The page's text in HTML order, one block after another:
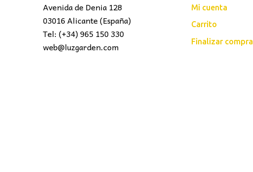
Avenida de Denia 128
03016 Alicante (España)
Tel: (+34) 965 150 330
web@luzgarden.com
Mi cuenta
Carrito
Finalizar compra